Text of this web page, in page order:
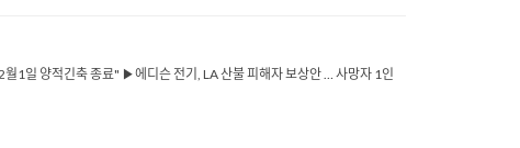
일 양적긴축 종료" ▶에디슨 전기, LA 산불 피해자 보상안 … 사망자 1인